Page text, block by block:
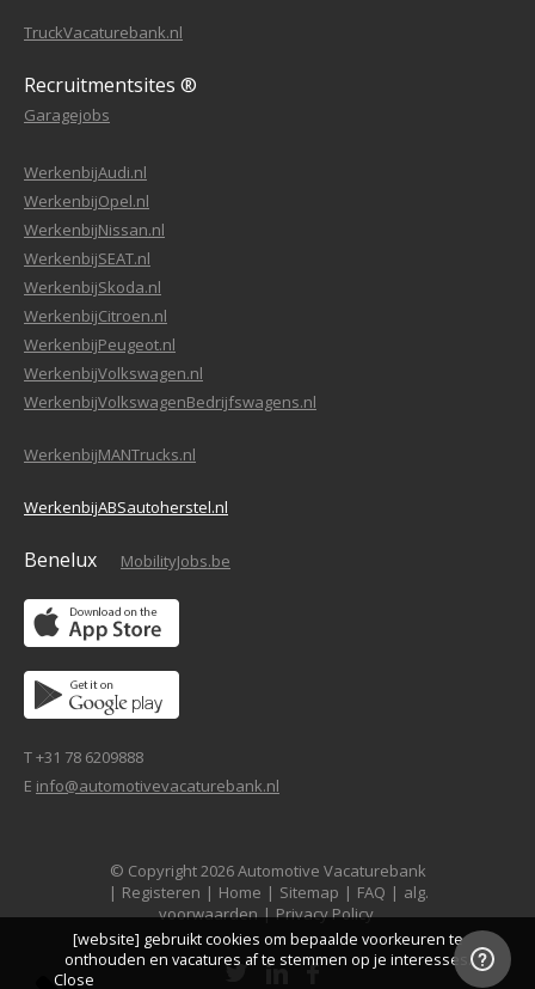
TruckVacaturebank.nl
Recruitmentsites ®
Garagejobs
WerkenbijAudi.nl
WerkenbijOpel.nl
WerkenbijNissan.nl
WerkenbijSEAT.nl
WerkenbijSkoda.nl
WerkenbijCitroen.nl
WerkenbijPeugeot.nl
WerkenbijVolkswagen.nl
WerkenbijVolkswagenBedrijfswagens.nl
WerkenbijMANTrucks.nl
WerkenbijABSautoherstel.nl
Benelux MobilityJobs.be
T +31 78 6209888
E info@automotivevacaturebank.nl
© Copyright 2026 Automotive Vacaturebank
| Registeren | Home | Sitemap | FAQ | alg.
voorwaarden | Privacy Policy
[website] gebruikt cookies om bepaalde voorkeuren te
onthouden en vacatures af te stemmen op je interesses.
Close